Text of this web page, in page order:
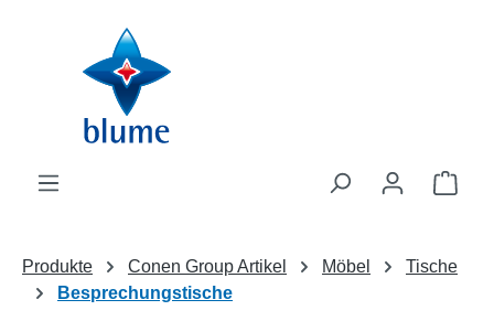
Zum Hauptinhalt springen
Produkte Conen Group Artikel Möbel
Tische
Besprechungstische